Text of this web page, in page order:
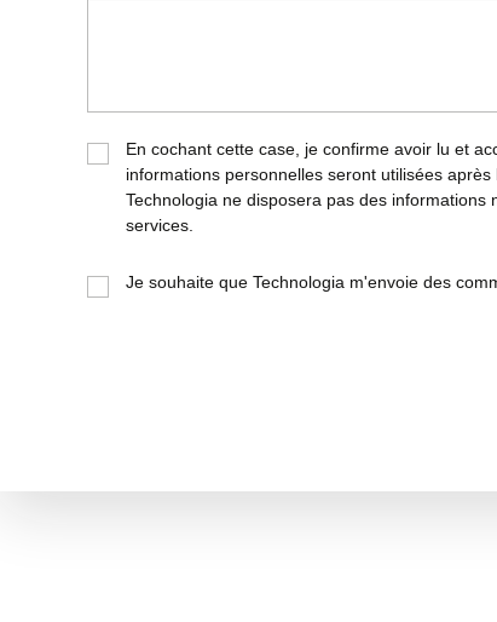
En cochant cette case, je confirme avoir lu et
informations personnelles seront utilisées
Technologia ne disposera pas des
services.
Je souhaite que Technologia m'envoie des